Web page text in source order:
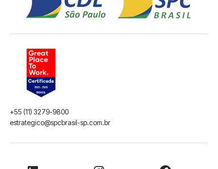
+55 (11) 3279-9800
estrategico@spcbrasil-sp.com.br